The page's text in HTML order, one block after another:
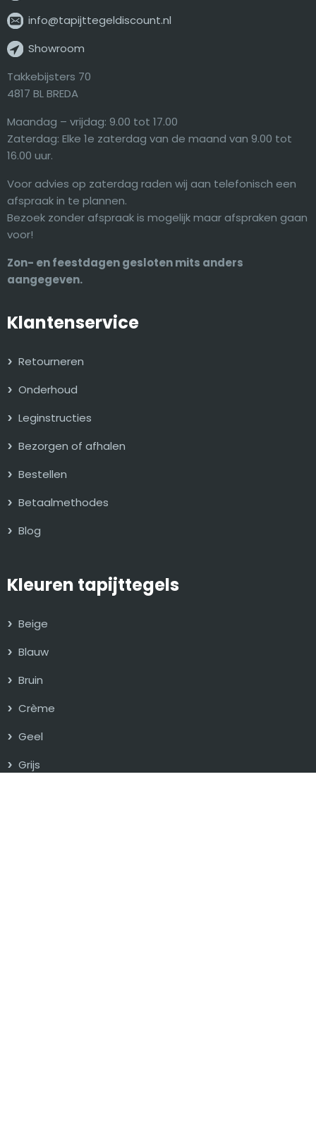
info@tapijttegeldiscount.nl
Showroom
Takkebijsters 70
4817 BL BREDA
Maandag – vrijdag: 9.00 tot 17.00
Zaterdag: Elke 1e zaterdag van de maand van 9.00 tot
16.00 uur.
Voor advies op zaterdag raden wij aan telefonisch een
afspraak in te plannen.
Bezoek zonder afspraak is mogelijk maar afspraken gaan
voor!
Zon- en feestdagen gesloten mits anders
aangegeven.
Klantenservice
Retourneren
Onderhoud
Leginstructies
Bezorgen of afhalen
Bestellen
Betaalmethodes
Blog
Kleuren tapijttegels
Beige
Blauw
Bruin
Crème
Geel
Grijs